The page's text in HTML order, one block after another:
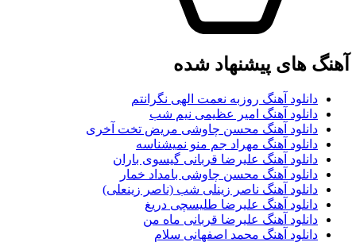
آهنگ های پیشنهاد شده
دانلود آهنگ روزبه نعمت الهی نگرانتم
دانلود آهنگ امیر عظیمی نیم شب
دانلود آهنگ محسن چاوشی مریض تخت آخری
دانلود آهنگ مهراد جم منو نمیشناسه
دانلود آهنگ علیرضا قربانی گیسوی باران
دانلود آهنگ محسن چاوشی بامداد خمار
دانلود آهنگ ناصر زینلی شب (ناصر زینعلی)
دانلود آهنگ علیرضا طلیسچی دریغ
دانلود آهنگ علیرضا قربانی ماه من
دانلود آهنگ محمد اصفهانی سلام